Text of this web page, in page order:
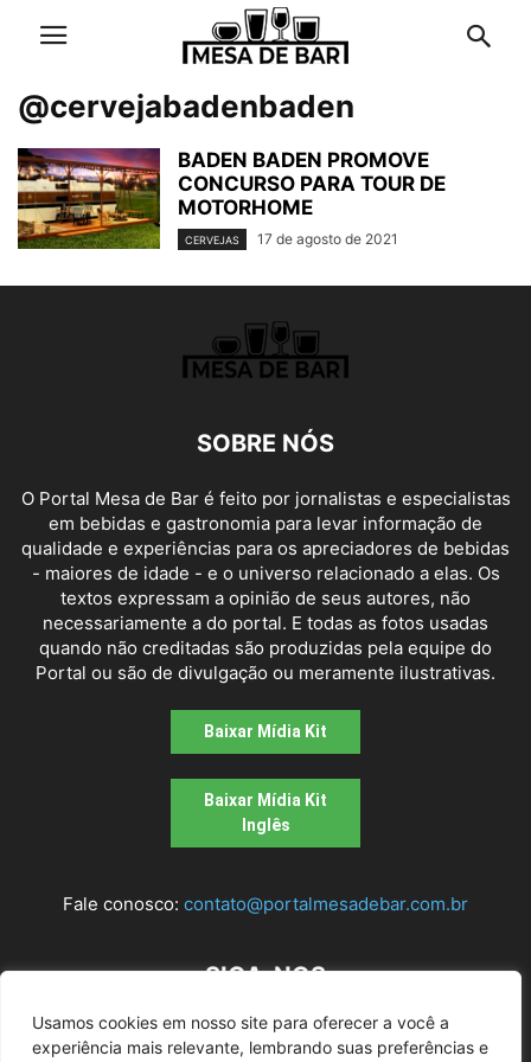
Usamos cookies em nosso site para oferecer a você a
experiência mais relevante, lembrando suas preferências e
@cervejabadenbaden
BADEN BADEN PROMOVE
CONCURSO PARA TOUR DE
MOTORHOME
CERVEJAS 17 de agosto de 2021
SOBRE NÓS
O Portal Mesa de Bar é feito por jornalistas e especialistas
em bebidas e gastronomia para levar informação de
qualidade e experiências para os apreciadores de bebidas
- maiores de idade - e o universo relacionado a elas. Os
textos expressam a opinião de seus autores, não
necessariamente a do portal. E todas as fotos usadas
quando não creditadas são produzidas pela equipe do
Portal ou são de divulgação ou meramente ilustrativas.
Baixar Mídia Kit
Baixar Mídia Kit
Inglês
Fale conosco: contato@portalmesadebar.com.br
SIGA-NOS